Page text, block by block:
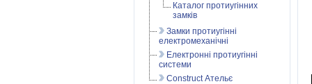
Каталог протиугінних
замків
Замки протиугінні
електромеханічні
Електронні протиугінні
системи
Construct Ательє